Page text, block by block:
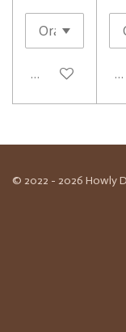
In winkelwagen
© 2022 - 2026 Howly